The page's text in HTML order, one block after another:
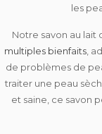
les
Notre savon au
multiples bienfaits,
de problèmes de
traiter une peau
et saine, ce savon